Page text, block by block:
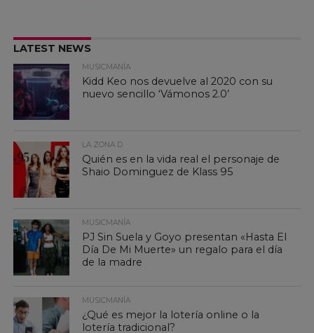
LATEST NEWS
MUSICMANÍA
Kidd Keo nos devuelve al 2020 con su
nuevo sencillo ‘Vámonos 2.0’
LA ZONA D
Quién es en la vida real el personaje de
Shaio Dominguez de Klass 95
MUSICMANÍA
PJ Sin Suela y Goyo presentan «Hasta El
Día De Mi Muerte» un regalo para el día
de la madre
MUSICMANÍA
¿Qué es mejor la lotería online o la
lotería tradicional?